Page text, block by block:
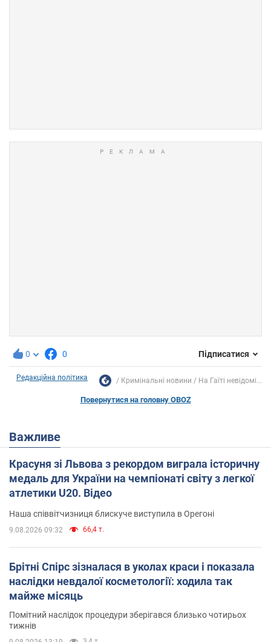
0 0 Підписатися
Редакційна політика Кримінальні новини На Гаїті невідомі...
Повернутися на головну OBOZ
Важливе
Красуня зі Львова з рекордом виграла історичну
медаль для України на чемпіонаті світу з легкої
атлетики U20. Відео
Наша співвітчизниця блискуче виступила в Орегоні
9.08.2026 09:32 66,4 т.
Брітні Спірс зізналася в уколах краси і показала
наслідки невдалої косметології: ходила так
майже місяць
Помітний наслідок процедури зберігався близько чотирьох
тижнів